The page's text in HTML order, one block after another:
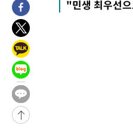
-31380초 전 >
-29686초 전 >
SK하이닉스, 용인·
응"
-26542초 전 >
여자배구 이재영·이다
-25795초 전 >
외국인 심판 성 접대
-25529초 전 >
[속보]코스닥, 2.86
-25482초 전 >
[속보]코스피, 6200
-25462초 전 >
[속보]원·달러 환율,
"민생 최우선